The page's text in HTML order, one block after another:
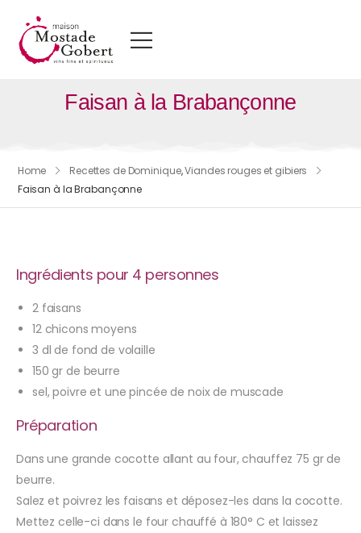
Faisan à la Brabançonne
Home Recettes de Dominique,Viandes rouges et gibiers
Faisan à la Brabançonne
Ingrédients pour 4 personnes
2 faisans
12 chicons moyens
3 dl de fond de volaille
150 gr de beurre
sel, poivre et une pincée de noix de muscade
Préparation
Dans une grande cocotte allant au four, chauffez 75 gr de
beurre.
Salez et poivrez les faisans et déposez-les dans la cocotte.
Mettez celle-ci dans le four chauffé à 180° C et laissez